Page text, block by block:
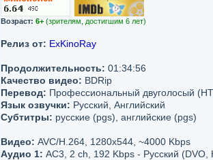
Возраст: 6+ (зрителям, достигшим 6 лет)
Релиз от: ExKinoRay
Продолжительность: 01:34:56
Качество видео: BDRip
Перевод: Профессиональный двуголосый
Язык озвучки: Русский, Английский
Субтитры: русские (pgs), английские (pgs)
Видео: AVC/H.264, 1280x544, ~4000 Kbps
Аудио 1: AC3, 2 ch, 192 Kbps - Русский